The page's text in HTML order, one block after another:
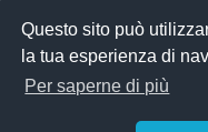
Questo sito può
la tua esperienza di
Per saperne di più